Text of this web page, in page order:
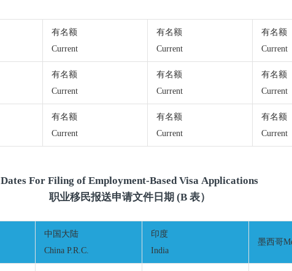
有名额
Current
有名额
Current
有名额
Current
有名额
Current
有名额
Current
有名额
Current
有名额
Current
有名额
Current
有名额
Current
Dates For Filing of Employment-Based Visa Applications
职业移民报送申请文件日期 (B 表）
中国大陆
China P.R.C.
印度
India
墨西哥